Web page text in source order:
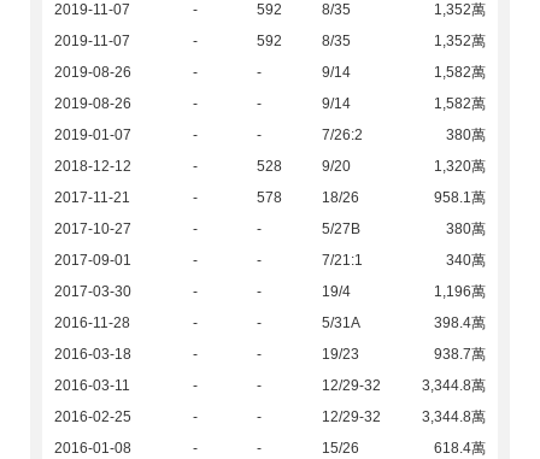
2019-11-07 - 592 8/35
1,352萬
2019-11-07
- 592 8/35
1,352萬
2019-08-26
- - 9/14
1,582萬
2019-08-26
- - 9/14
1,582萬
2019-01-07
- - 7/26:2
380萬
2018-12-12
- 528 9/20
1,320萬
2017-11-21
- 578 18/26
958.1萬
2017-10-27
- - 5/27B
380萬
2017-09-01
- - 7/21:1
340萬
2017-03-30
- - 19/4
1,196萬
2016-11-28
- - 5/31A
398.4萬
2016-03-18
- - 19/23
938.7萬
2016-03-11
- - 12/29-32
3,344.8萬
2016-02-25
- - 12/29-32
3,344.8萬
2016-01-08
- - 15/26
618.4萬